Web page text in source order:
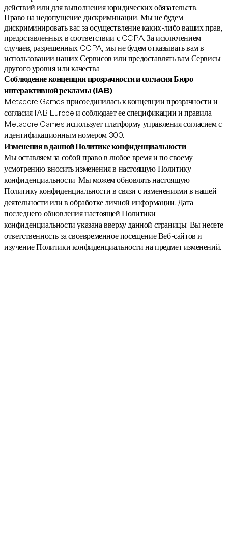
действий или для выполнения юридических обязательств.
Право на недопущение дискриминации. Мы не будем
дискриминировать вас за осуществление каких-либо ваших прав,
предоставленных в соответствии с CCPA. За исключением
случаев, разрешенных CCPA, мы не будем отказывать вам в
использовании наших Сервисов или предоставлять вам Сервисы
другого уровня или качества.
Соблюдение концепции прозрачности и согласия Бюро
интерактивной рекламы (IAB)
Metacore Games присоединилась к концепции прозрачности и
согласия IAB Europe и соблюдает ее спецификации и правила.
Metacore Games использует платформу управления согласием с
идентификационным номером 300.
Изменения в данной Политике конфиденциальности
Мы оставляем за собой право в любое время и по своему
усмотрению вносить изменения в настоящую Политику
конфиденциальности. Мы можем обновлять настоящую
Политику конфиденциальности в связи с изменениями в нашей
деятельности или в обработке личной информации. Дата
последнего обновления настоящей Политики
конфиденциальности указана вверху данной страницы. Вы несете
ответственность за своевременное посещение Веб-сайтов и
изучение Политики конфиденциальности на предмет изменений.